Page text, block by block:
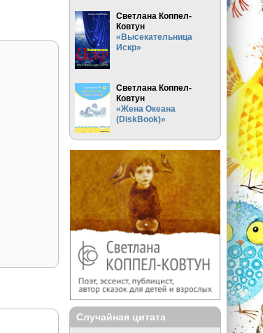
Светлана Коппел-
Ковтун
«Высекательница
Искр»
Светлана Коппел-
Ковтун
«Жена Океана
(DiskBook)»
Случайная цитата